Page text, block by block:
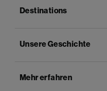
Destinations
Unsere Geschichte
Mehr erfahren